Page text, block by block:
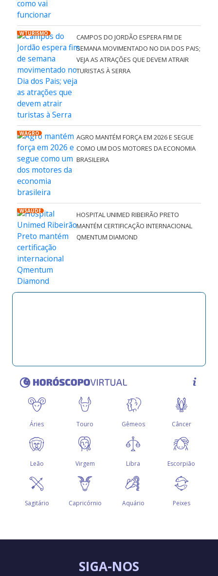
WTURISMO
CAMPOS DO JORDÃO ESPERA FIM DE
SEMANA MOVIMENTADO NO DIA DOS PAIS;
VEJA AS ATRAÇÕES QUE DEVEM ATRAIR
TURISTAS À SERRA
WAGRO
AGRO MANTÉM FORÇA EM 2026 E SEGUE
COMO UM DOS MOTORES DA ECONOMIA
BRASILEIRA
WSAÚDE
HOSPITAL UNIMED RIBEIRÃO PRETO
MANTÉM CERTIFICAÇÃO INTERNACIONAL
QMENTUM DIAMOND
SIGA-NOS